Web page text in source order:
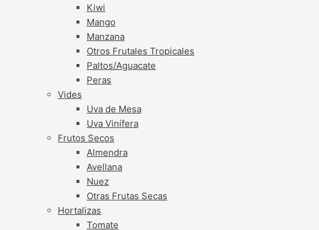
Kiwi
Mango
Manzana
Otros Frutales Tropicales
Paltos/Aguacate
Peras
Vides
Uva de Mesa
Uva Vinífera
Frutos Secos
Almendra
Avellana
Nuez
Otras Frutas Secas
Hortalizas
Tomate